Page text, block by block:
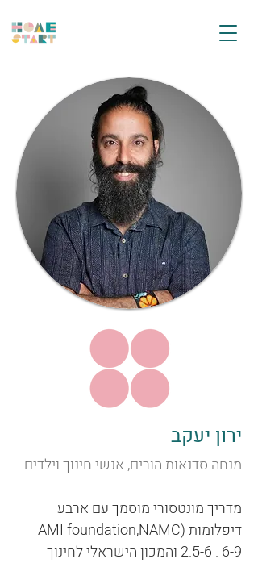
ירון יעקב
מנחה סדנאות הורים, אנשי חינוך וילדים
מדריך מונטסורי מוסמך עם ארבע
דיפלומות (AMI foundation,NAMC
2.5-6 . 6-9 והמכון הישראלי לחינוך